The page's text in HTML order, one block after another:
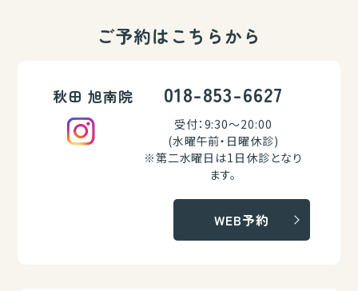
ご予約はこちらから
秋田 旭南院 018-853-6627
受付：9:30～20:00
(水曜午前・日曜休診)
※第二水曜日は1日休診となり
ます。
WEB予約